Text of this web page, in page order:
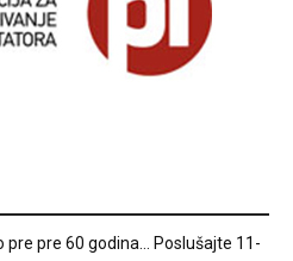
pre pre 60 godina… Poslušajte 11-